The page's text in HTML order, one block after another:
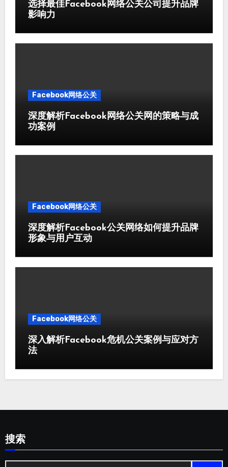
选择最佳Facebook网络公关公司提升品牌
影响力
Facebook网络公关
深度解析Facebook网络公关网的策略与成
功案例
Facebook网络公关
深度解析Facebook公关网络如何提升品牌
形象与用户互动
Facebook网络公关
深入解析Facebook危机公关案例与应对方
法
搜索